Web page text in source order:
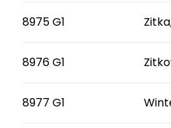
8975 G1
8976 G1
8977 G1